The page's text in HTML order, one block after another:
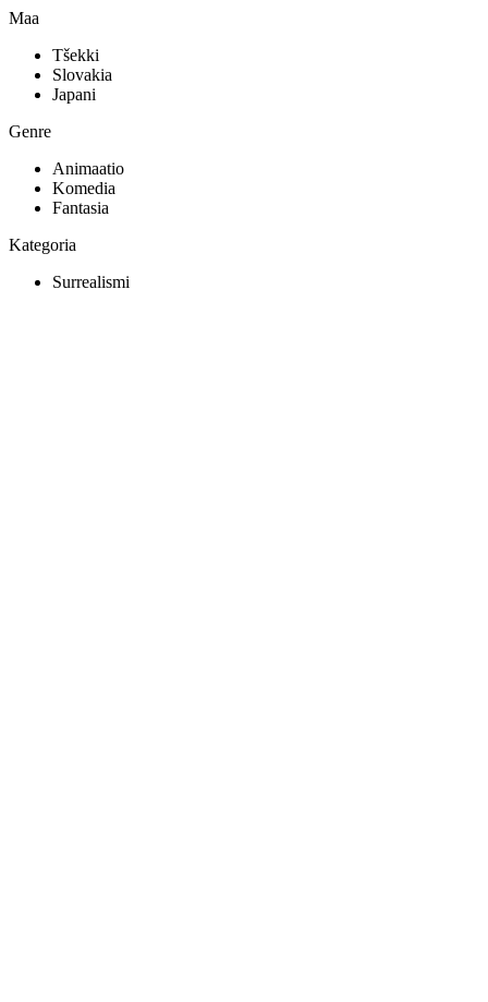
Maa
Tšekki
Slovakia
Japani
Genre
Animaatio
Komedia
Fantasia
Kategoria
Surrealismi